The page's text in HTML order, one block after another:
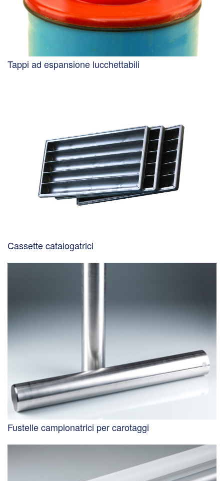
Tappi ad espansione lucchettabili
Cassette catalogatrici
Fustelle campionatrici per carotaggi